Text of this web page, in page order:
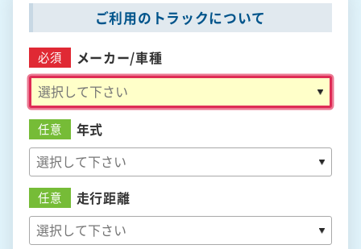
ご利用のトラックについて
必須 メーカー/車種
任意 年式
任意 走行距離